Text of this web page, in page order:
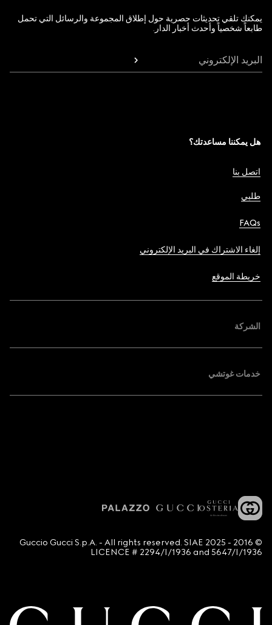
يمكنك تلقي تحديثات حصرية حول إطلاق المجموعة والرسائل التي تحمل
طابعاً شخصياً وأحدث أخبار الدار.
البريد الإلكتروني
هل يمكننا مساعدتك؟
اتصل بنا
طلبي
FAQs
إلغاء الاشتراك في البريد الإلكتروني
خريطة الموقع
الشركة
خدمات غوتشي
© 2016 - 2025 Guccio Gucci S.p.A. - All rights reserved. SIAE
LICENCE # 2294/I/1936 and 5647/I/1936